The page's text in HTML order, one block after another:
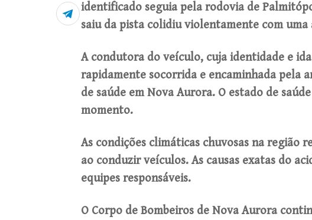
identificado seguia pela rodovia de
saiu da pista colidiu violentamente com
A condutora do veículo, cuja identidade e
rapidamente socorrida e encaminhada pela
de saúde em Nova Aurora. O estado de
momento.
As condições climáticas chuvosas na região
ao conduzir veículos. As causas exatas do
equipes responsáveis.
O Corpo de Bombeiros de Nova Aurora